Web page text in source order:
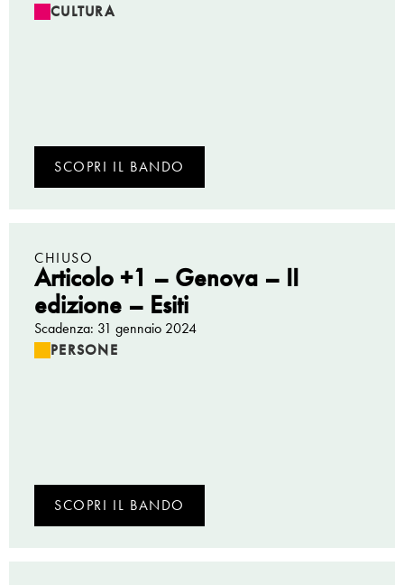
CULTURA
SCOPRI IL BANDO
CHIUSO
Articolo +1 – Genova – II
edizione – Esiti
Scadenza: 31 gennaio 2024
PERSONE
SCOPRI IL BANDO